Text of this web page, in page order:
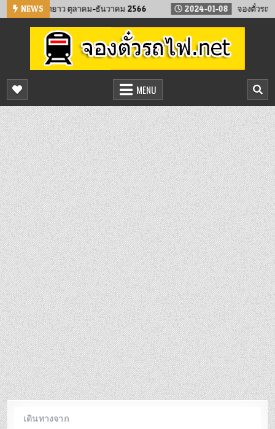
Skip
to
NEWS
นหยุดยาว ตุลาคม-ธันวาคม 2566 2024-01-08 จองตั๋วรถไฟล่วงห
จองตั๋วรถไฟออนไลน์
จองตั๋วรถไฟล่วงหน้า จองได้ 24 ชั่วโมง
MENU